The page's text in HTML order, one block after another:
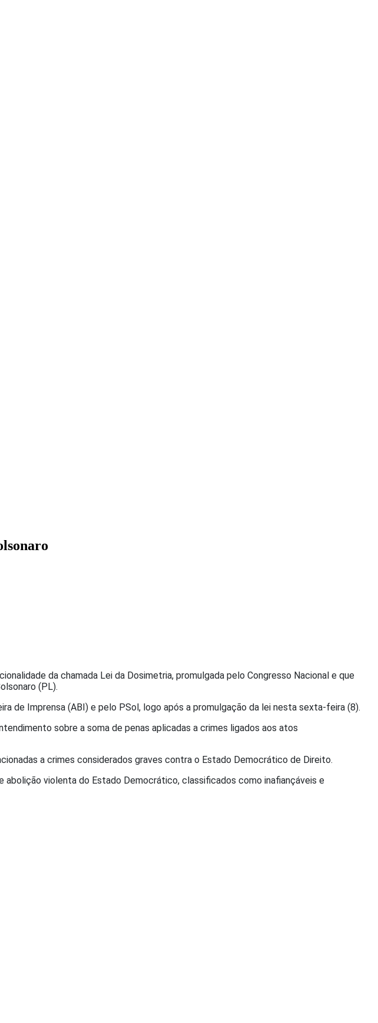
da chamada Lei da Dosimetria, promulgada pelo Congresso Nacional e que
(PL).
de Imprensa (ABI) e pelo PSol, logo após a promulgação da lei nesta sexta-feira (8).
sobre a soma de penas aplicadas a crimes ligados aos atos
a crimes considerados graves contra o Estado Democrático de Direito.
violenta do Estado Democrático, classificados como inafiançáveis e